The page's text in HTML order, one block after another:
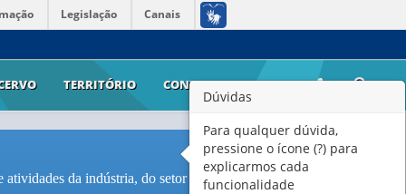
Legislação Canais
TERRITÓRIO CONTATO AJUDA
da indústria, do setor de eletricidade e gás e dos
Dúvidas
Para qualquer dúvida,
pressione o ícone (?) para
explicarmos cada
funcionalidade